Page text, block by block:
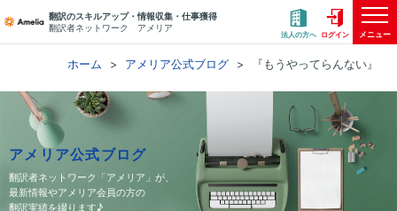
翻訳のスキルアップ・情報収集・仕事獲得
翻訳者ネットワーク アメリア
法人の方へ ログイン メニュー
ホーム アメリア公式ブログ 『もうやってらんない』
アメリア公式ブログ
翻訳者ネットワーク「アメリア」が、
最新情報やアメリア会員の方の
翻訳実績を綴ります♪